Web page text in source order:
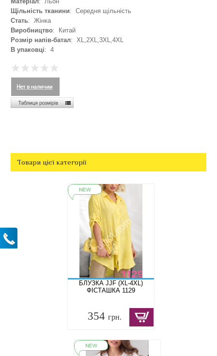
Щільність тканини: Середня щільність
Стать: Жінка
Виробництво: Китай
Розмір напів-батал: XL,2XL,3XL,4XL
В упаковці: 4
Товари цієї категорії
БЛУЗКА JJF (XL-4XL)
ФІСТАШКА 1129
354 грн.